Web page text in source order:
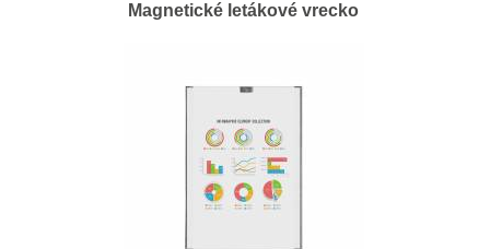
Magnetické letákové vrecko